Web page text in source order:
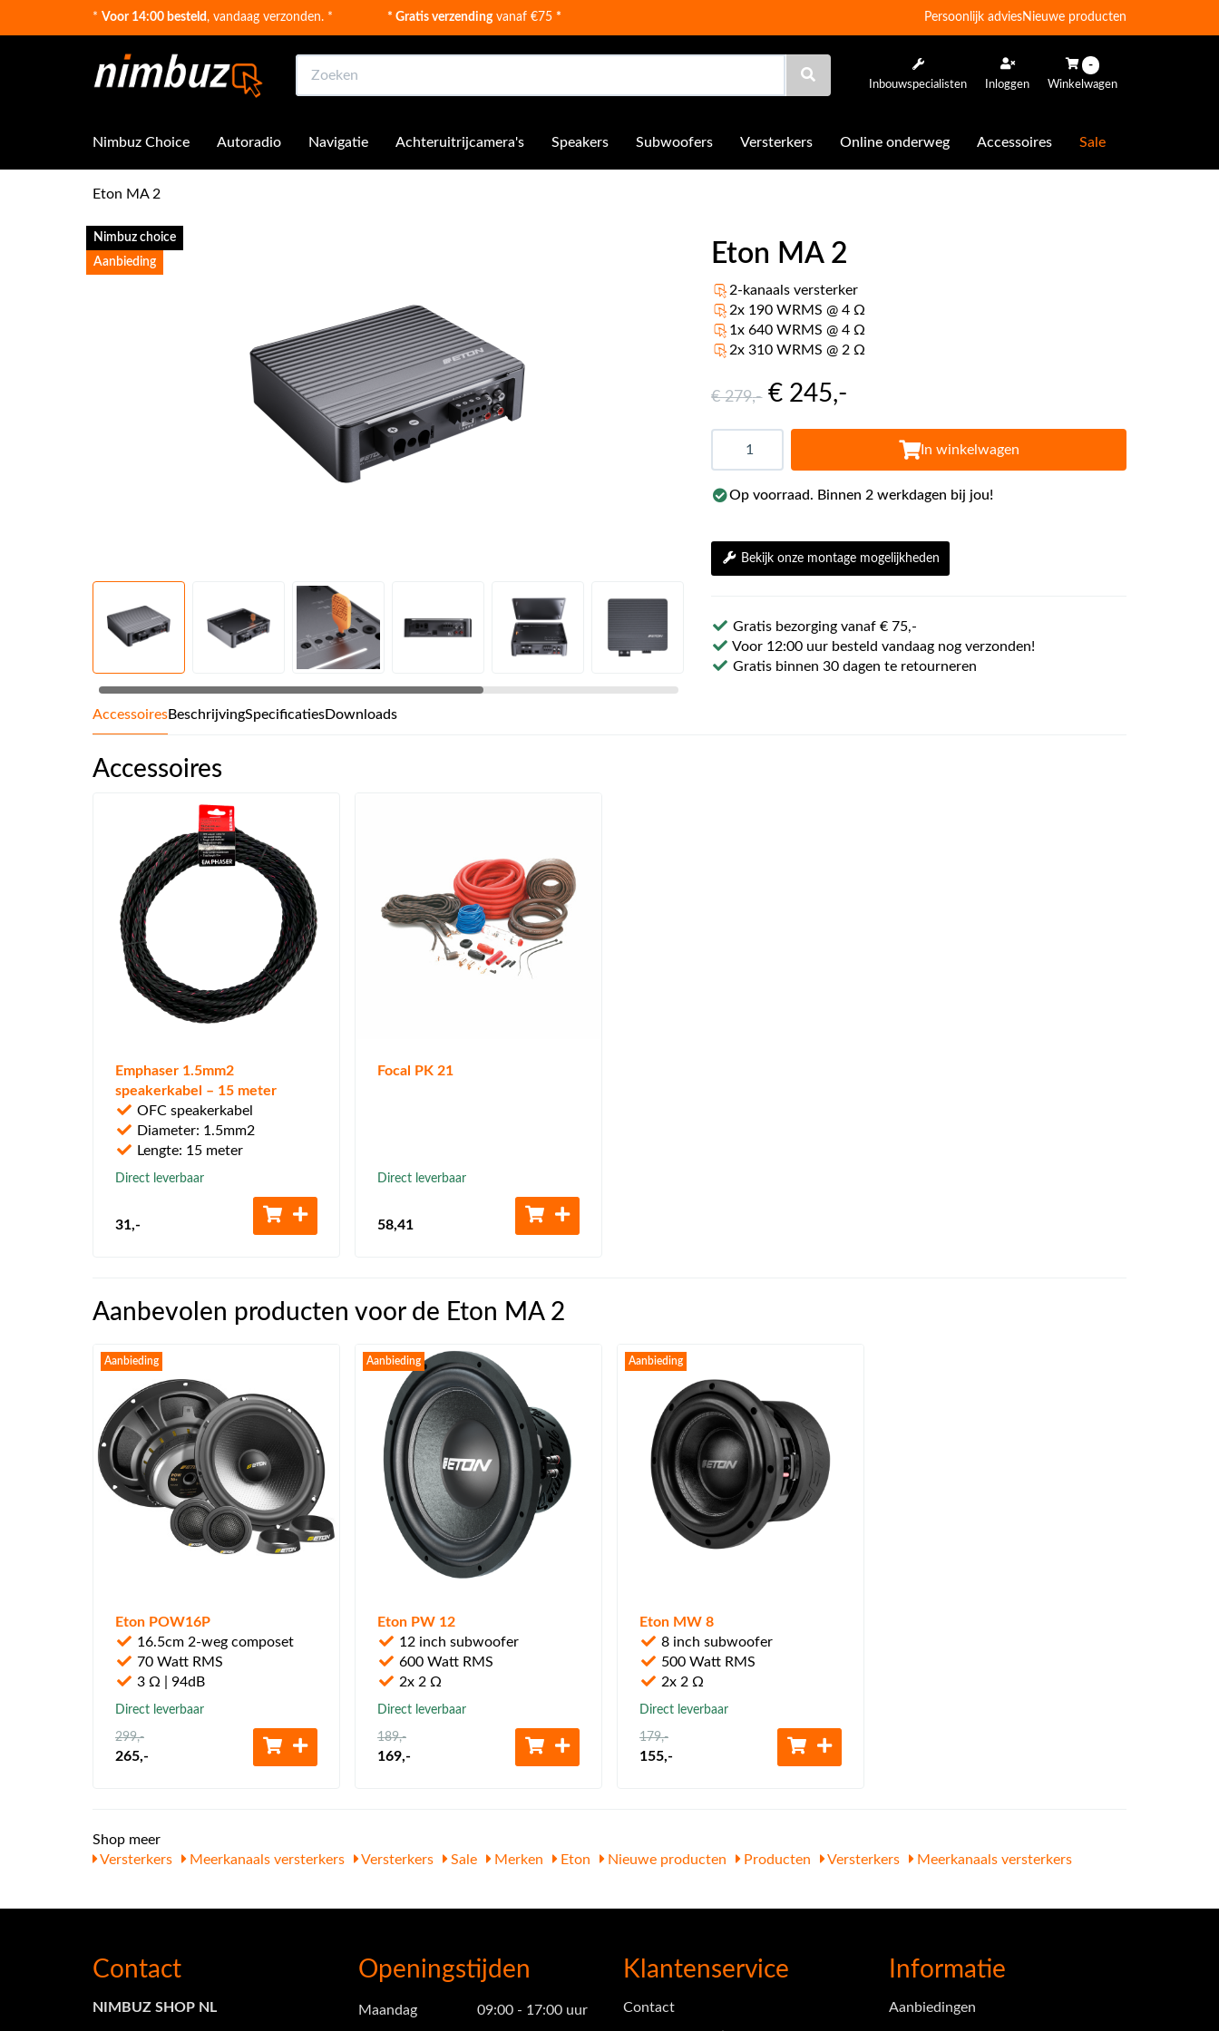
* Voor 14:00 besteld, vandaag verzonden. * * Gratis verzendingvanaf €75 * Persoonlijk adviesNieuwe producten
Inbouwspecialisten Inloggen
-
Winkelwagen
Nimbuz Choice Autoradio Navigatie Achteruitrijcamera's Speakers Subwoofers Versterkers Online onderweg Accessoires Sale
Eton MA 2
Nimbuz choice
Aanbieding
Eton MA 2
2-kanaals versterker
2x 190 WRMS @ 4 Ω
1x 640 WRMS @ 4 Ω
2x 310 WRMS @ 2 Ω
€ 279,-€ 245,-
In winkelwagen
Op voorraad. Binnen 2 werkdagen bij jou!
Bekijk onze montage mogelijkheden
Gratis bezorging vanaf € 75,-
Voor 12:00 uur besteld vandaag nog verzonden!
Gratis binnen 30 dagen te retourneren
AccessoiresBeschrijvingSpecificatiesDownloads
Accessoires
Emphaser 1.5mm2
speakerkabel – 15 meter
OFC speakerkabel
Diameter: 1.5mm2
Lengte: 15 meter
Direct leverbaar
31,-
Focal PK 21
Direct leverbaar
58,41
Aanbevolen producten voor de Eton MA 2
Aanbieding
Eton POW16P
16.5cm 2-weg composet
70 Watt RMS
3 Ω | 94dB
Direct leverbaar
299,-
265,-
Aanbieding
Eton PW 12
12 inch subwoofer
600 Watt RMS
2x 2 Ω
Direct leverbaar
189,-
169,-
Aanbieding
Eton MW 8
8 inch subwoofer
500 Watt RMS
2x 2 Ω
Direct leverbaar
179,-
155,-
Shop meer
Versterkers
Meerkanaals versterkers Versterkers Sale Merken Eton Nieuwe producten Producten Versterkers Meerkanaals versterkers
Contact
NIMBUZ SHOP NL
Openingstijden
Maandag 09:00 - 17:00 uur
Klantenservice
Contact
Informatie
Aanbiedingen